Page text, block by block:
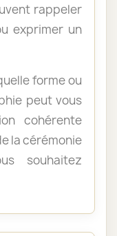
rappeler
exprimer un
forme ou
peut vous
cohérente
la cérémonie
souhaitez